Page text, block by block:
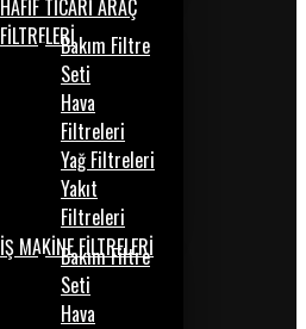
HAFİF TİCARİ ARAÇ
FİLTRELERİBakım Filtre
Seti
Hava
Filtreleri
Yağ Filtreleri
Yakıt
Filtreleri
İŞ MAKİNE FİLTRELERİ
Bakım Filtre
Seti
Hava